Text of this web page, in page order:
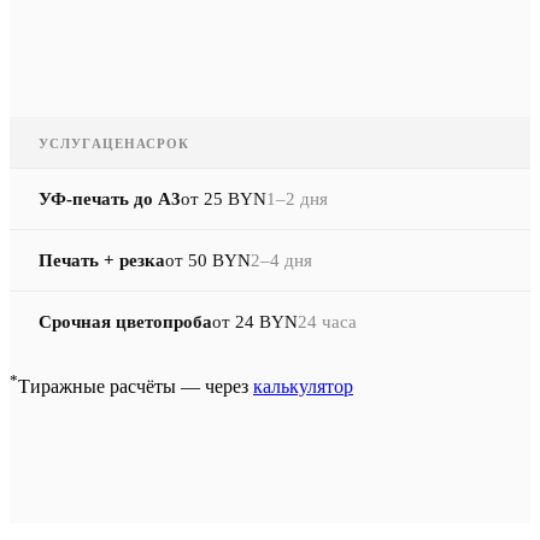
УСЛУГАЦЕНАСРОК
УФ-печать до A3от 25 BYN1–2 дня
Печать + резкаот 50 BYN2–4 дня
Срочная цветопробаот 24 BYN24 часа
*Тиражные расчёты — через калькулятор